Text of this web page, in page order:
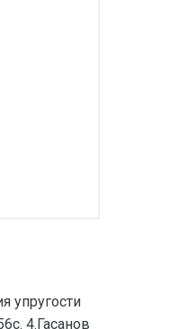
упругости
4.Гасанов